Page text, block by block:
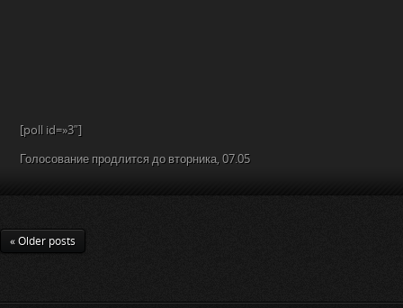
[poll id=»3″]
Голосование продлится до вторника, 07.05
« Older posts